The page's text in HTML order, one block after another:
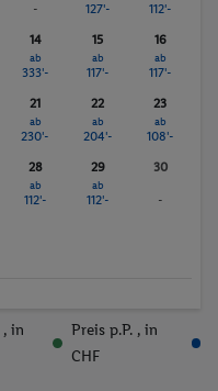
- 127'- 112'-
14
ab
333'-
15
ab
117'-
16
ab
117'-
21
ab
230'-
22
ab
204'-
23
ab
108'-
28
ab
112'-
29
ab
112'-
30
-
, in
Preis p.P., in
CHF